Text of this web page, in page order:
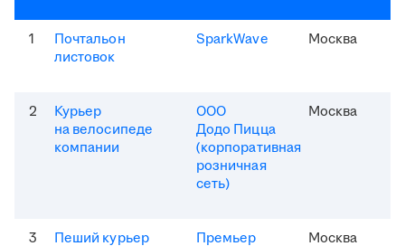
1
Почтальон
листовок
SparkWave Москва
2
Курьер
на велосипеде
компании
ООО
Додо Пицца
(корпоративная
розничная
сеть)
Москва
3 Пеший курьер Премьер Москва